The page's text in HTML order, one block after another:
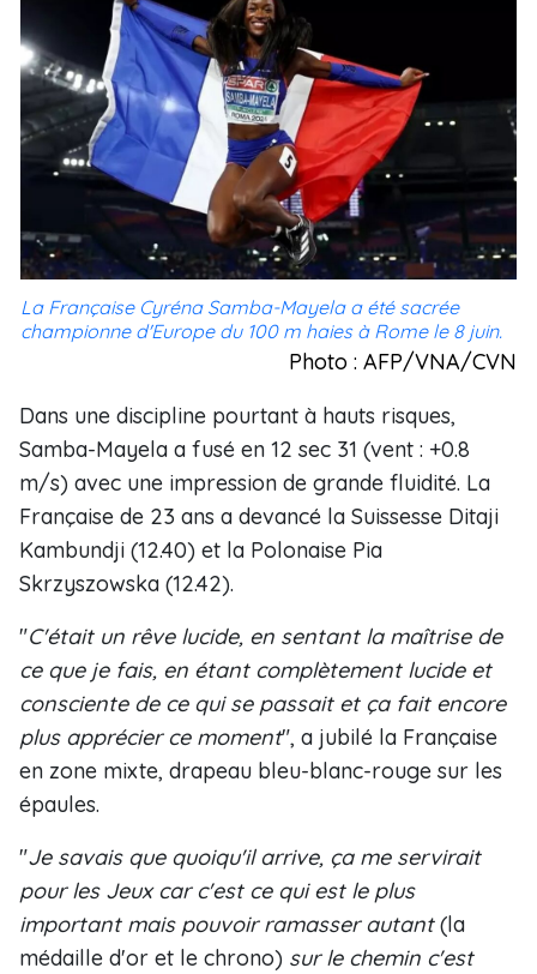
La Française Cyréna Samba-Mayela a été sacrée
championne d'Europe du 100 m haies à Rome le 8 juin.
Photo : AFP/VNA/CVN
Dans une discipline pourtant à hauts risques,
Samba-Mayela a fusé en 12 sec 31 (vent : +0.8
m/s) avec une impression de grande fluidité. La
Française de 23 ans a devancé la Suissesse Ditaji
Kambundji (12.40) et la Polonaise Pia
Skrzyszowska (12.42).
"C'était un rêve lucide, en sentant la maîtrise de
ce que je fais, en étant complètement lucide et
consciente de ce qui se passait et ça fait encore
plus apprécier ce moment", a jubilé la Française
en zone mixte, drapeau bleu-blanc-rouge sur les
épaules.
"Je savais que quoiqu'il arrive, ça me servirait
pour les Jeux car c'est ce qui est le plus
important mais pouvoir ramasser autant(la
médaille d'or et le chrono) sur le chemin c'est